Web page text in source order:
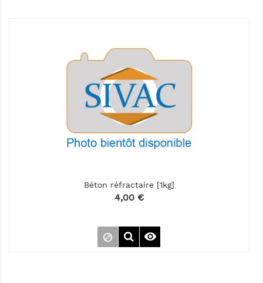
Béton réfractaire [1kg]
Prix
4,00 €
